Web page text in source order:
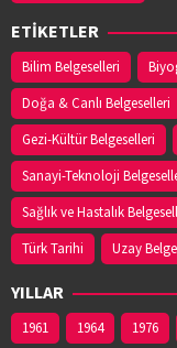
ETİKETLER
Bilim Belgeselleri
Doğa & Canlı Belgeselleri
Gezi-Kültür Belgeselleri
Sanayi-Teknoloji
Sağlık ve Hastalık
Türk Tarihi
Uzay
YILLAR
1961 1964 1976